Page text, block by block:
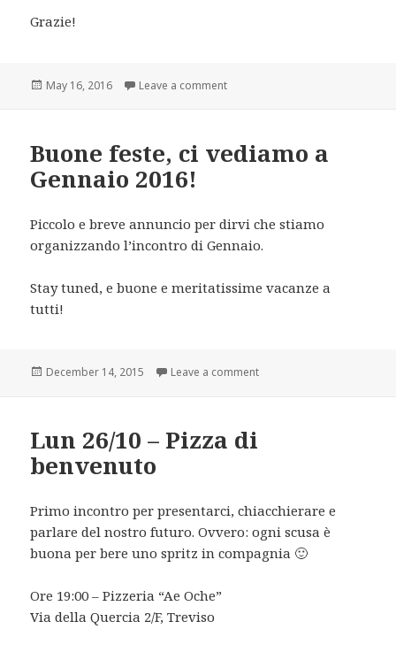
Grazie!
Posted
May 16, 2016 Leave a commenton Cercasi sede per gli incontri
Buone feste, ci vediamo a
Gennaio 2016!
Piccolo e breve annuncio per dirvi che stiamo
organizzando l’incontro di Gennaio.
Stay tuned, e buone e meritatissime vacanze a
tutti!
Posted
December 14, 2015 Leave a commenton Buone feste, ci
Lun 26/10 – Pizza di
benvenuto
Primo incontro per presentarci, chiacchierare e
parlare del nostro futuro. Ovvero: ogni scusa è
buona per bere uno spritz in compagnia 🙂
Ore 19:00 – Pizzeria “Ae Oche”
Via della Quercia 2/F, Treviso